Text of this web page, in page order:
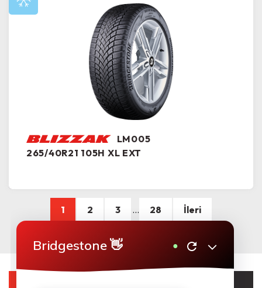
LM005
265/40R21 105H XL EXT
1 2 3 ... 28 İleri